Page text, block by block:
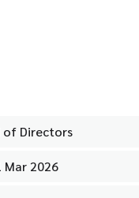
Directors
Mar 2026